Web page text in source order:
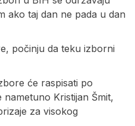
ako taj dan ne pada u dan
počinju da teku izborni
će raspisati po
Kristijan Šmit,
za visokog